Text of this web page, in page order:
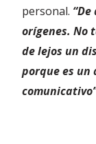
personal.
orígenes. No
de lejos un
porque es un